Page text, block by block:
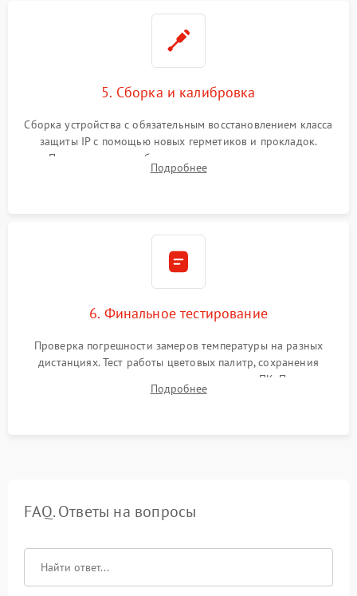
5. Сборка и калибровка
Сборка устройства с обязательным восстановлением класса
защиты IP с помощью новых герметиков и прокладок.
Программная калибровка матрицы по эталонному
абсолютно черному телу для точного измерения температур.
Подробнее
6. Финальное тестирование
Проверка погрешности замеров температуры на разных
дистанциях. Тест работы цветовых палитр, сохранения
термограмм в память и передачи данных на ПК. Проверка
автономности работы и итоговый контроль качества.
Подробнее
FAQ. Ответы на вопросы